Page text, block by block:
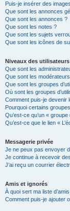
Puis-je insérer des
Que sont les annonces
Que sont les annonces ?
Que sont les notes ?
Que sont les sujets
Que sont les icônes de
Niveaux des
Que sont les
Que sont les
Que sont les groupes
Où sont les groupes
Comment puis-je devenir
Pourquoi certains
Qu’est-ce qu’un «
Qu’est-ce que le lien «
Messagerie privée
Je ne peux pas envoyer
Je continue à recevoir
J’ai reçu un courrier
Amis et ignorés
À quoi sert ma liste
Comment puis-je ajouter